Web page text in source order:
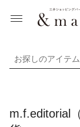
お探しのアイテム
m.f.editorial